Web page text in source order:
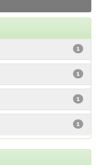
1
1
1
1